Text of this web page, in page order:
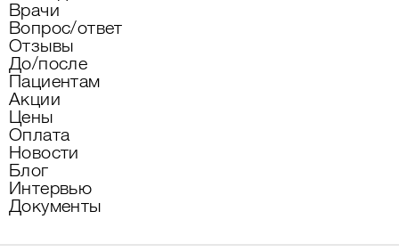
Врачи
Вопрос/ответ
Отзывы
До/после
Пациентам
Акции
Цены
Оплата
Новости
Блог
Интервью
Документы